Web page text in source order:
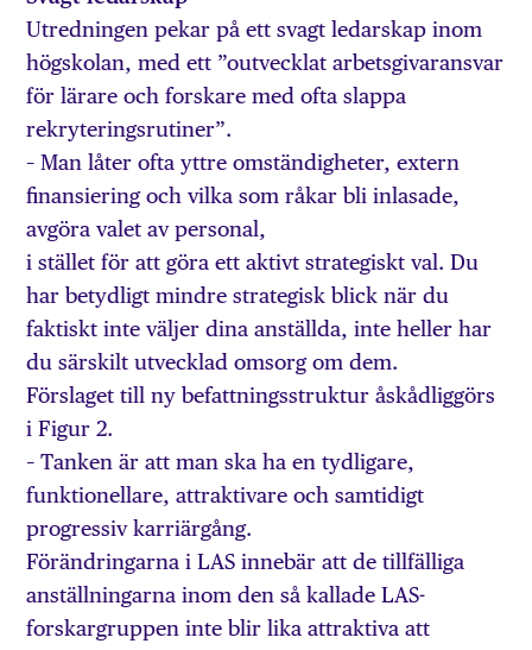
Utredningen pekar på ett svagt ledarskap inom
högskolan, med ett ”outvecklat arbetsgivaransvar
för lärare och forskare med ofta slappa
rekryteringsrutiner”.
– Man låter ofta yttre omständigheter, extern
finansiering och vilka som råkar bli inlasade,
avgöra valet av personal,
i stället för att göra ett aktivt strategiskt val. Du
har betydligt mindre strategisk blick när du
faktiskt inte väljer dina anställda, inte heller har
du särskilt utvecklad omsorg om dem.
Förslaget till ny befattningsstruktur åskådliggörs
i Figur 2.
– Tanken är att man ska ha en tydligare,
funktionellare, attraktivare och samtidigt
progressiv karriärgång.
Förändringarna i LAS innebär att de tillfälliga
anställningarna inom den så kallade LAS-
forskargruppen inte blir lika attraktiva att